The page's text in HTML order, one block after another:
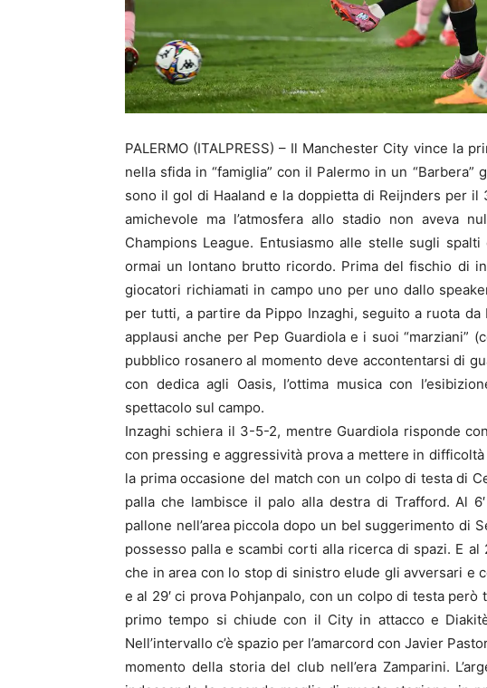
PALERMO (ITALPRESS) – Il Manchester City vince la
nella sfida in “famiglia” con il Palermo in un
sono il gol di Haaland e la doppietta di Reijnders per
amichevole ma l’atmosfera allo stadio non aveva
Champions League. Entusiasmo alle stelle sugli
ormai un lontano brutto ricordo. Prima del fischio di
giocatori richiamati in campo uno per uno dallo
per tutti, a partire da Pippo Inzaghi, seguito a ruota
applausi anche per Pep Guardiola e i suoi “marziani”
pubblico rosanero al momento deve accontentarsi di
con dedica agli Oasis, l’ottima musica con
spettacolo sul campo.
Inzaghi schiera il 3-5-2, mentre Guardiola risponde
con pressing e aggressività prova a mettere in
la prima occasione del match con un colpo di testa di
palla che lambisce il palo alla destra di Trafford. Al
pallone nell’area piccola dopo un bel suggerimento di
possesso palla e scambi corti alla ricerca di spazi. E al
che in area con lo stop di sinistro elude gli avversari e
e al 29′ ci prova Pohjanpalo, con un colpo di testa
primo tempo si chiude con il City in attacco e
Nell’intervallo c’è spazio per l’amarcord con Javier
momento della storia del club nell’era Zamparini.